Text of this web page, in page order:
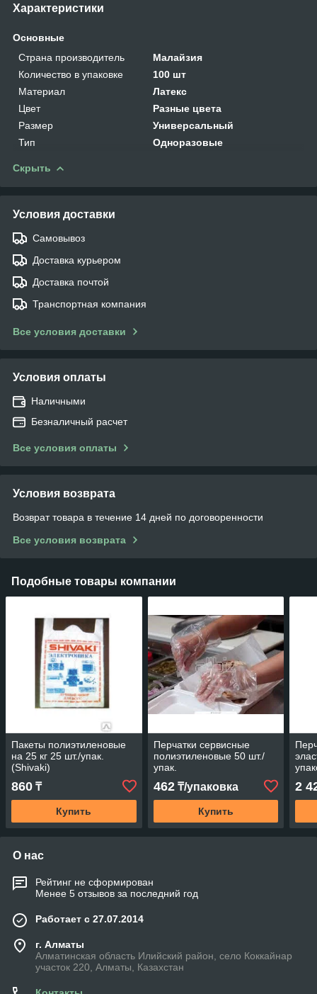
Характеристики
Основные
Страна производитель
Малайзия
Количество в упаковке
100 шт
Материал
Латекс
Цвет
Разные цвета
Размер
Универсальный
Тип
Одноразовые
Скрыть
Условия доставки
Самовывоз
Доставка курьером
Доставка почтой
Транспортная компания
Все условия доставки
Условия оплаты
Наличными
Безналичный расчет
Все условия оплаты
Условия возврата
Возврат товара в течение 14 дней по договоренности
Все условия возврата
Подобные товары компании
Пакеты полиэтиленовые
на 25 кг 25 шт./упак.
(Shivaki)
860 ₸
Купить
Перчатки сервисные
полиэтиленовые 50 шт./
упак.
462₸/упаковка
Купить
2
О нас
Рейтинг не сформирован
Менее 5 отзывов за последний год
Работает с 27.07.2014
г. Алматы
Алматинская область Илийский район, село Коккайнар
участок 220, Алматы, Казахстан